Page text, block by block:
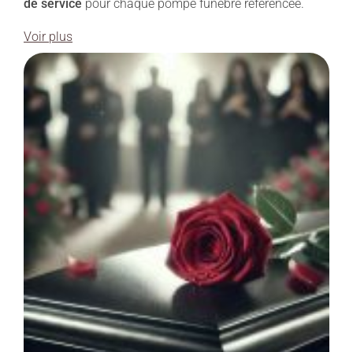
de service pour chaque pompe funèbre référencée.
Voir plus